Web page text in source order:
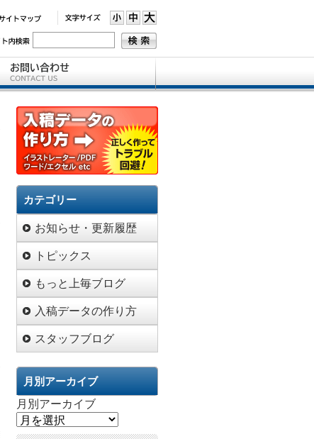
カテゴリー
お知らせ・更新履歴
トピックス
もっと上毎ブログ
入稿データの作り方
スタッフブログ
月別アーカイブ
月別アーカイブ